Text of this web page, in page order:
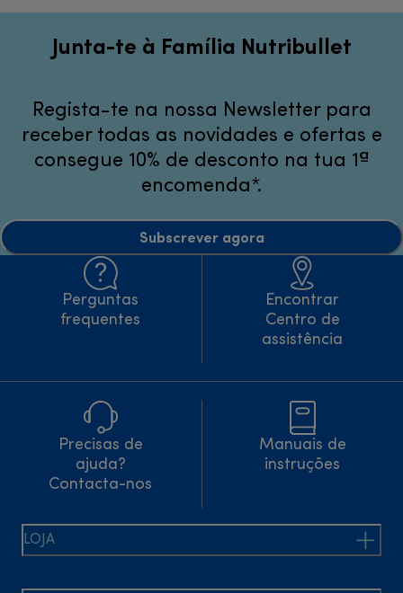
Junta-te à Família Nutribullet
Regista-te na nossa Newsletter para
receber todas as novidades e ofertas e
consegue 10% de desconto na tua 1ª
encomenda*.
Subscrever agora
Perguntas
frequentes
Encontrar
Centro de
assistência
Precisas de
ajuda?
Contacta-nos
Manuais de
instruções
LOJA